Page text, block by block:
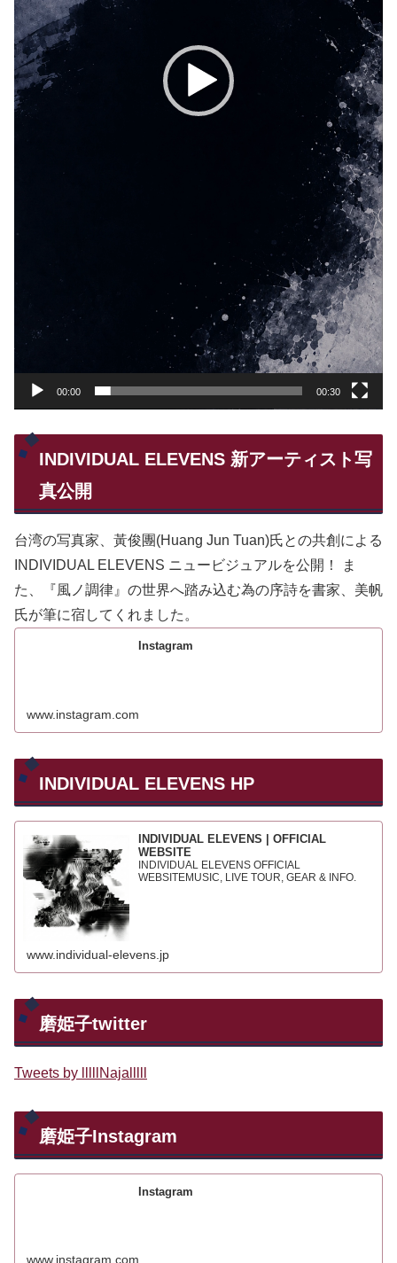
00:00 00:30
INDIVIDUAL ELEVENS 新アーティスト写
真公開
台湾の写真家、黃俊團(Huang Jun Tuan)氏との共創による
INDIVIDUAL ELEVENS ニュービジュアルを公開！ ま
た、『風ノ調律』の世界へ踏み込む為の序詩を書家、美帆
氏が筆に宿してくれました。
Instagram
www.instagram.com
INDIVIDUAL ELEVENS HP
INDIVIDUAL ELEVENS | OFFICIAL
WEBSITE
INDIVIDUAL ELEVENS OFFICIAL
WEBSITEMUSIC, LIVE TOUR, GEAR & INFO.
www.individual-elevens.jp
磨姫子twitter
Tweets by lllllNajalllll
磨姫子Instagram
Instagram
www.instagram.com